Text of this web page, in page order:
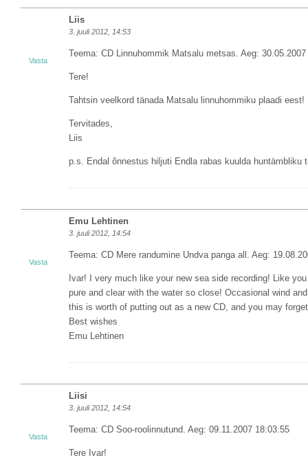
Liis
3. juuli 2012, 14:53
Teema: CD Linnuhommik Matsalu metsas. Aeg:
Tere!
Tahtsin veelkord tänada Matsalu linnuhommiku plaadi
Tervitades,
Liis
p.s. Endal õnnestus hiljuti Endla rabas kuulda
Vasta
Emu Lehtinen
3. juuli 2012, 14:54
Teema: CD Mere randumine Undva panga all. Aeg:
Ivar! I very much like your new sea side recording! Like
pure and clear with the water so close! Occasional wind
this is worth of putting out as a new CD, and you may
Best wishes
Emu Lehtinen
Vasta
Liisi
3. juuli 2012, 14:54
Teema: CD Soo-roolinnutund. Aeg: 09.11.2007 18:03:55
Tere Ivar!
Vasta